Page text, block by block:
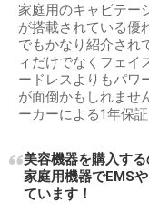
家庭用のキャビテー
が搭載されている優
でもかなり紹介され
ィだけでなくフェイ
ードレスよりもパワ
が面倒かもしれませ
ーカーによる1年保
美容機器を購入する
家庭用機器でEMS
ています！